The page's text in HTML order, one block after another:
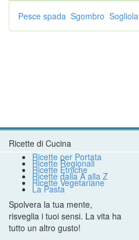
Pesce spada Sgombro Sogliola
Ricette di Cucina
Ricette per Portata
Ricette Regionali
Ricette Etniche
Ricette dalla A alla Z
Ricette Vegetariane
La Pasta
Spolvera la tua mente,
risveglia i tuoi sensi. La vita ha
tutto un altro gusto!